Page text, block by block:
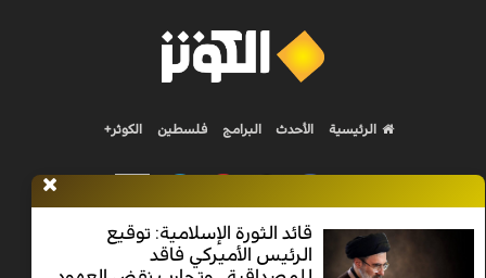
قائد الثورة الإسلامية: توقيع
الرئيس الأميركي فاقد
الرئيسية الأحدث البرامج فلسطين الكوثر+
Nilesat 11900 V | Badr 8 11747 V | Badr5 12284 V